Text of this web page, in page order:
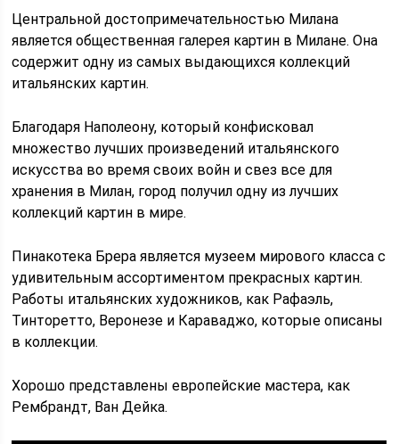
Центральной достопримечательностью Милана
является общественная галерея картин в Милане. Она
содержит одну из самых выдающихся коллекций
итальянских картин.
Благодаря Наполеону, который конфисковал
множество лучших произведений итальянского
искусства во время своих войн и свез все для
хранения в Милан, город получил одну из лучших
коллекций картин в мире.
Пинакотека Брера является музеем мирового класса с
удивительным ассортиментом прекрасных картин.
Работы итальянских художников, как Рафаэль,
Тинторетто, Веронезе и Караваджо, которые описаны
в коллекции.
Хорошо представлены европейские мастера, как
Рембрандт, Ван Дейка.